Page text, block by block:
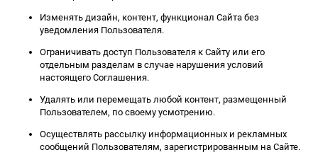
Изменять дизайн, контент, функционал Сайта без
уведомления Пользователя.
Ограничивать доступ Пользователя к Сайту или его
отдельным разделам в случае нарушения условий
настоящего Соглашения.
Удалять или перемещать любой контент, размещенный
Пользователем, по своему усмотрению.
Осуществлять рассылку информационных и рекламных
сообщений Пользователям, зарегистрированным на Сайте.